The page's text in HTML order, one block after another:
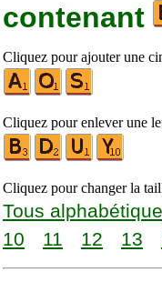
contenant
Cliquez pour ajouter une
Cliquez pour enlever une
Cliquez pour changer la
Tous alphabétique
10
11 12 13